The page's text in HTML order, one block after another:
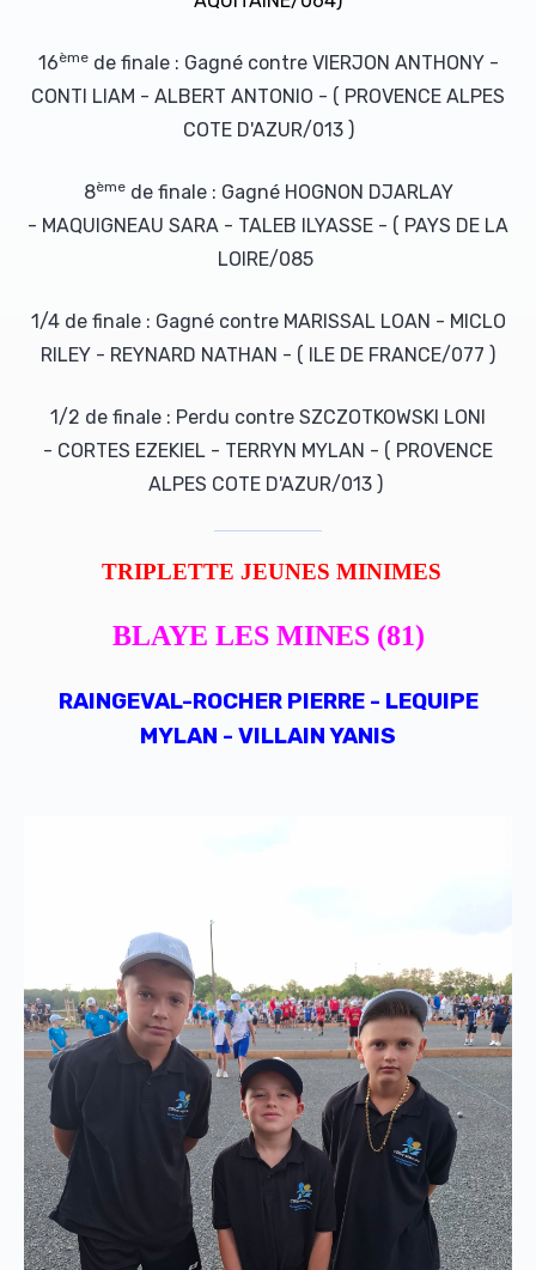
16
de finale : Gagné contre VIERJON ANTHONY -
CONTI LIAM - ALBERT ANTONIO - ( PROVENCE ALPES
COTE D'AZUR/013 )
8
de finale : Gagné HOGNON DJARLAY
- MAQUIGNEAU SARA - TALEB ILYASSE - ( PAYS DE LA
LOIRE/085
1/4 de finale : Gagné contre MARISSAL LOAN - MICLO
RILEY - REYNARD NATHAN - ( ILE DE FRANCE/077 )
1/2 de finale : Perdu contre SZCZOTKOWSKI LONI
- CORTES EZEKIEL - TERRYN MYLAN - ( PROVENCE
ALPES COTE D'AZUR/013 )
TRIPLETTE JEUNES MINIMES
BLAYE LES MINES (81)
RAINGEVAL-ROCHER PIERRE - LEQUIPE
MYLAN - VILLAIN YANIS